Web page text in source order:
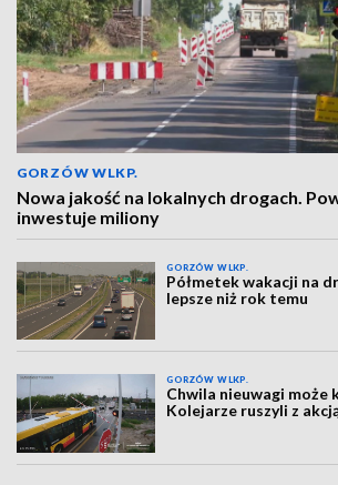
GORZÓW WLKP.
Nowa jakość na lokalnych drogach.
inwestuje miliony
GORZÓW WLKP.
Półmetek wakacji na
lepsze niż rok temu
GORZÓW WLKP.
Chwila nieuwagi może
Kolejarze ruszyli z